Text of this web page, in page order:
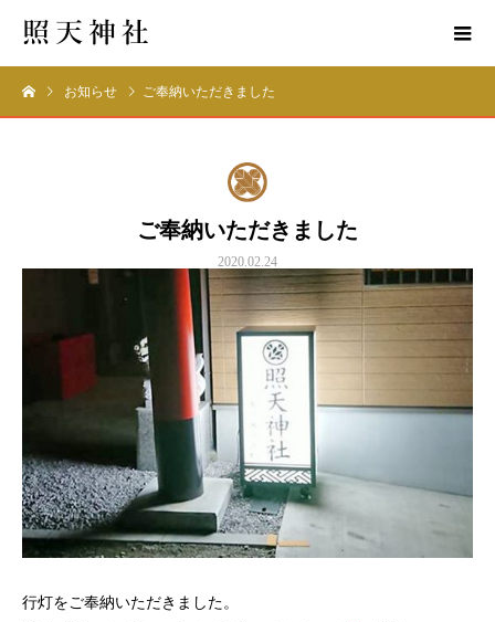
お知らせ ご奉納いただきました
ご奉納いただきました
2020.02.24
行灯をご奉納いただきました。